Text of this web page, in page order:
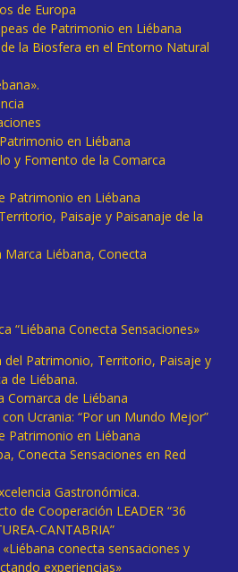
de Europa
de Patrimonio en Liébana
la Biosfera en el Entorno Natural
en Liébana
y Fomento de la Comarca
Patrimonio en Liébana
Paisaje y Paisanaje de la
Liébana, Conecta
“Liébana Conecta Sensaciones»
del Patrimonio, Territorio, Paisaje y
de Liébana.
Comarca de Liébana
Ucrania: “Por un Mundo Mejor”
Patrimonio en Liébana
Conecta Sensaciones en Red
Gastronómica.
de Cooperación LEADER “36
CANTABRIA”
conecta sensaciones y
experiencias»